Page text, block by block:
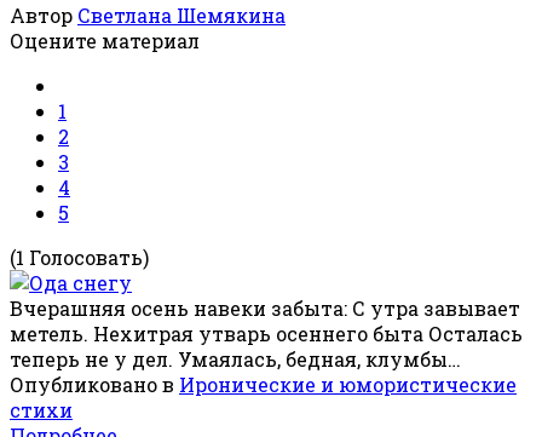
Автор Светлана Шемякина
Оцените материал
1
2
3
4
5
(1 Голосовать)
Вчерашняя осень навеки забыта: С утра завывает
метель. Нехитрая утварь осеннего быта Осталась
теперь не у дел. Умаялась, бедная, клумбы…
Опубликовано в Иронические и юмористические
стихи